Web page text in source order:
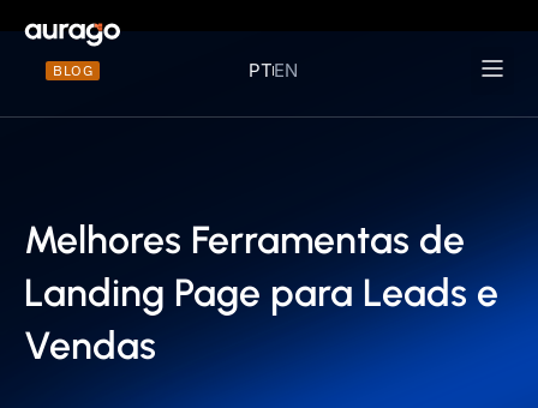
BLOG PTEN
Melhores Ferramentas de
Landing Page para Leads e
Vendas